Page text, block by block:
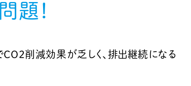
題！
削減効果が乏しく、排出継続になる